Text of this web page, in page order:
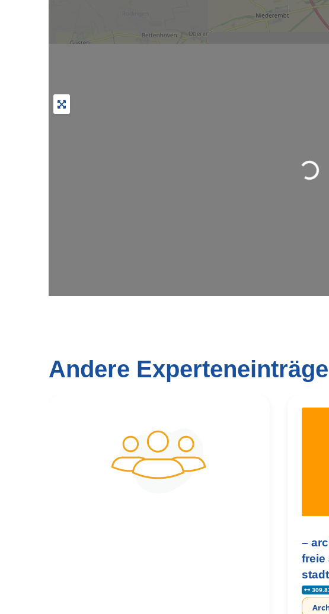
Wird geladen …
Andere Experteneinträge
–
freie